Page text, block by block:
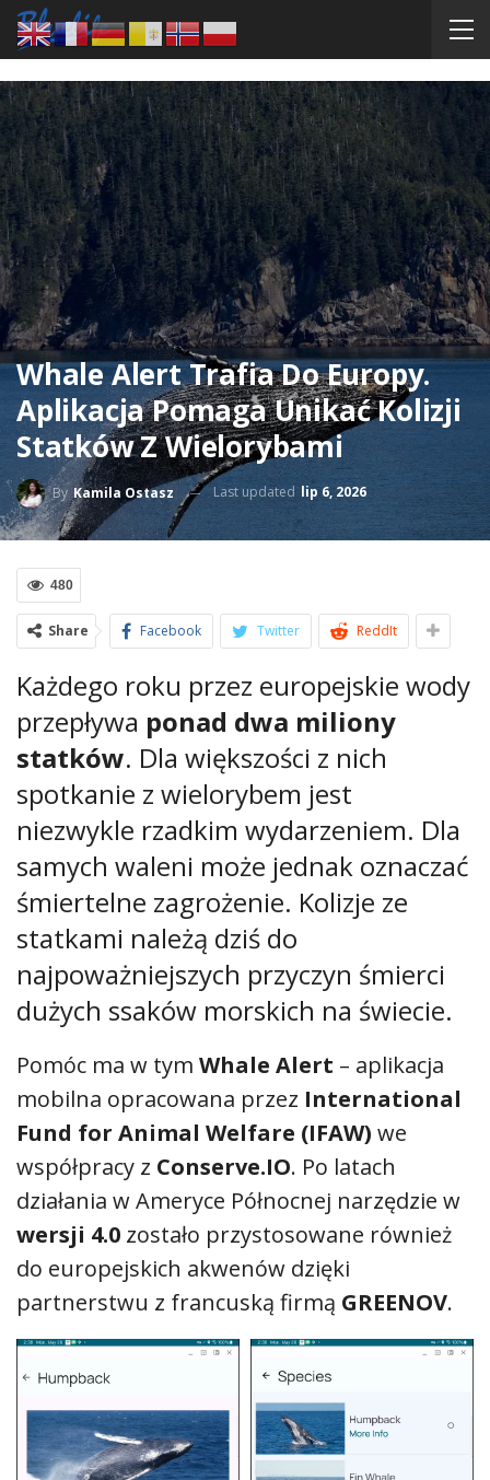
Whale Alert Trafia Do Europy.
Aplikacja Pomaga Unikać Kolizji
Statków Z Wielorybami
By Kamila Ostasz Last updated lip 6, 2026
480
Share Facebook Twitter ReddIt
Każdego roku przez europejskie wody
przepływa ponad dwa miliony
statków. Dla większości z nich
spotkanie z wielorybem jest
niezwykle rzadkim wydarzeniem. Dla
samych waleni może jednak oznaczać
śmiertelne zagrożenie. Kolizje ze
statkami należą dziś do
najpoważniejszych przyczyn śmierci
dużych ssaków morskich na świecie.
Pomóc ma w tym Whale Alert – aplikacja
mobilna opracowana przez International
Fund for Animal Welfare (IFAW) we
współpracy z Conserve.IO. Po latach
działania w Ameryce Północnej narzędzie w
wersji 4.0 zostało przystosowane również
do europejskich akwenów dzięki
partnerstwu z francuską firmą GREENOV.